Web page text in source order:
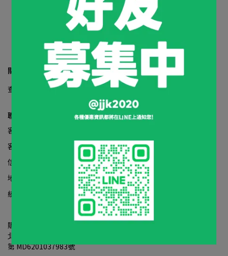
很抱歉，無商品符合篩選條件
請重新輸入篩選
關於我們
查詢 關於我們 我的帳戶 退款政策 隱私政策 服務條款
聯絡資訊
客服專線：0979-855-899
客服時間：09:00-18:00
信箱：jjk2020love@gmail.com
地址：台北市大安區忠孝東路四段112號11樓之7
統一編號：83400782
販賣業醫療器材商許可執照：
北市衛器販(安)字
第 MD6201037983號